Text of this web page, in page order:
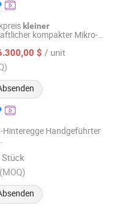
kleiner
kompakter Mikro-
Landwirtschaft und
60HP 90hpwith
$ / unit
Co., Ltd.
2025
Hinteregge Handgeführter
traktor
Landwirtschaftliche
(MOQ)